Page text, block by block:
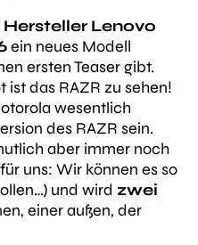
Hersteller Lenovo
ein neues Modell
ersten Teaser gibt.
ist das RAZR zu sehen!
wesentlich
des RAZR sein.
aber immer noch
uns: Wir können es so
und wird zwei
einer außen, der